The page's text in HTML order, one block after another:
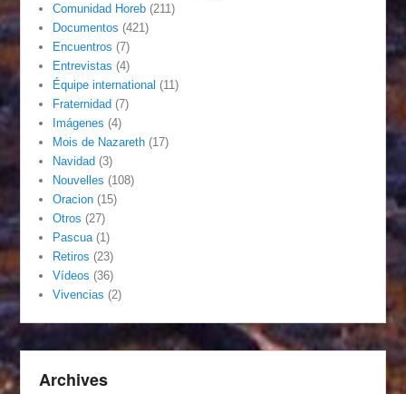
Comunidad Horeb (211)
Documentos (421)
Encuentros (7)
Entrevistas (4)
Équipe international (11)
Fraternidad (7)
Imágenes (4)
Mois de Nazareth (17)
Navidad (3)
Nouvelles (108)
Oracion (15)
Otros (27)
Pascua (1)
Retiros (23)
Vídeos (36)
Vivencias (2)
Archives